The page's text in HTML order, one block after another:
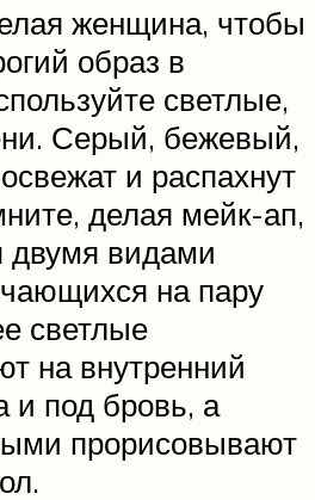
женщина, чтобы
образ в
светлые,
Серый, бежевый,
и распахнут
делая мейк-ап,
двумя видами
на пару
светлые
на внутренний
и под бровь, а
прорисовывают